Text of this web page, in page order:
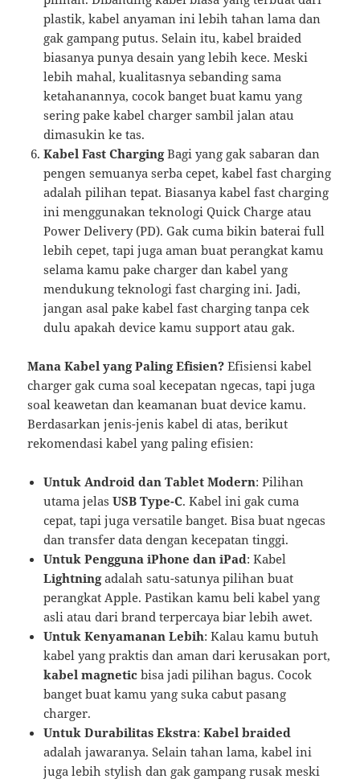
plastik, kabel anyaman ini lebih tahan lama dan
gak gampang putus. Selain itu, kabel braided
biasanya punya desain yang lebih kece. Meski
lebih mahal, kualitasnya sebanding sama
ketahanannya, cocok banget buat kamu yang
sering pake kabel charger sambil jalan atau
dimasukin ke tas.
Kabel Fast ChargingBagi yang gak sabaran dan
pengen semuanya serba cepet, kabel fast charging
adalah pilihan tepat. Biasanya kabel fast charging
ini menggunakan teknologi Quick Charge atau
Power Delivery (PD). Gak cuma bikin baterai full
lebih cepet, tapi juga aman buat perangkat kamu
selama kamu pake charger dan kabel yang
mendukung teknologi fast charging ini. Jadi,
jangan asal pake kabel fast charging tanpa cek
dulu apakah device kamu support atau gak.
Mana Kabel yang Paling Efisien? Efisiensi kabel
charger gak cuma soal kecepatan ngecas, tapi juga
soal keawetan dan keamanan buat device kamu.
Berdasarkan jenis-jenis kabel di atas, berikut
rekomendasi kabel yang paling efisien:
Untuk Android dan Tablet Modern: Pilihan
utama jelasUSB Type-C. Kabel ini gak cuma
cepat, tapi juga versatile banget. Bisa buat ngecas
dan transfer data dengan kecepatan tinggi.
Untuk Pengguna iPhone dan iPad: Kabel
Lightningadalah satu-satunya pilihan buat
perangkat Apple. Pastikan kamu beli kabel yang
asli atau dari brand terpercaya biar lebih awet.
Untuk Kenyamanan Lebih: Kalau kamu butuh
kabel yang praktis dan aman dari kerusakan port,
kabel magnetic bisa jadi pilihan bagus. Cocok
banget buat kamu yang suka cabut pasang
charger.
Untuk Durabilitas Ekstra:Kabel braided
adalah jawaranya. Selain tahan lama, kabel ini
juga lebih stylish dan gak gampang rusak meski